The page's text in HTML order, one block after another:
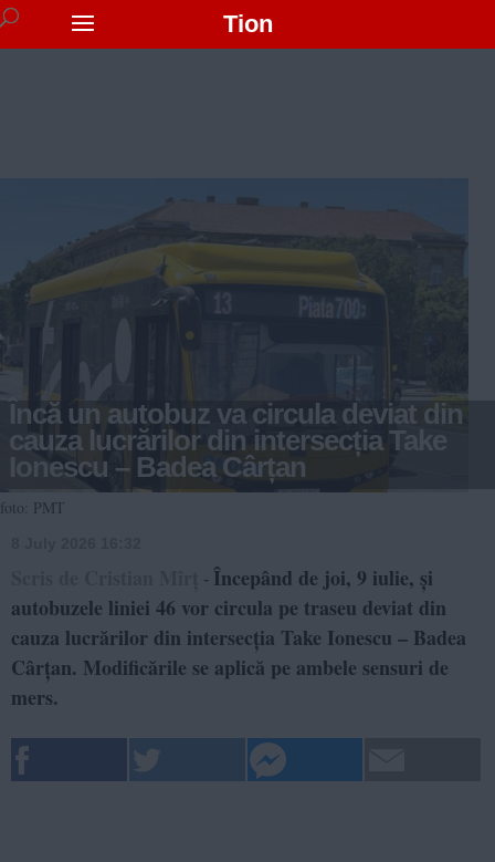
Tion
Încă un autobuz va circula deviat din
cauza lucrărilor din intersecția Take
Ionescu – Badea Cârțan
foto: PMT
- Începând de joi, 9 iulie, și
autobuzele liniei 46 vor circula pe traseu deviat din
cauza lucrărilor din intersecția Take Ionescu – Badea
Cârțan. Modificările se aplică pe ambele sensuri de
mers.